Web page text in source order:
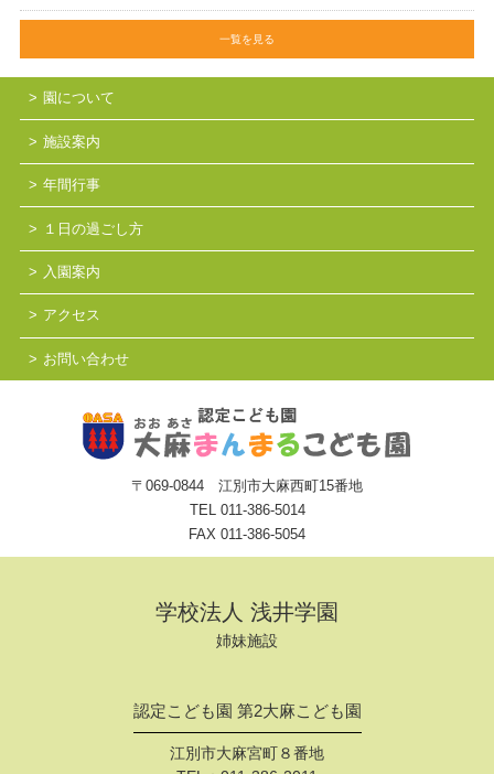
一覧を見る
園について
施設案内
年間行事
１日の過ごし方
入園案内
アクセス
お問い合わせ
〒069-0844 江別市大麻西町15番地
TEL 011-386-5014
FAX 011-386-5054
学校法人 浅井学園
姉妹施設
認定こども園 第2大麻こども園
江別市大麻宮町８番地